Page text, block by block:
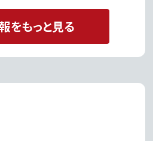
をもっと見る